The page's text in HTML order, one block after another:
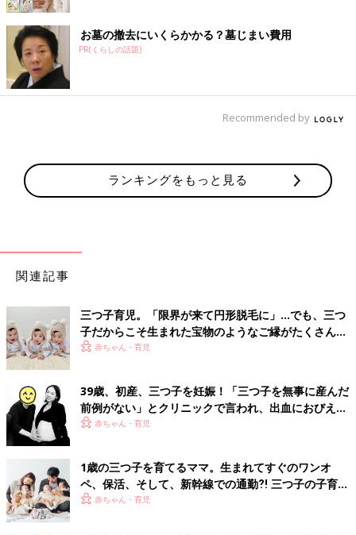
お墓の撤去にいくらかかる？墓じまい費用
PR(くらしの話題)
Recommended by
ランキングをもっと見る
関連記事
三つ子育児。「限界が来て円形脱毛に」…でも、三つ
子だからこそ生まれた宝物のようなご縁がたくさん！
【体験談】
赤ちゃん・育児
39歳、初産、三つ子を妊娠！「三つ子を無事に産んだ
前例がない」とクリニックで言われ、出血におびえる
日々…【桑子英里アナ・インタビュー】
赤ちゃん・育児
1歳の三つ子を育てるママ。生まれてすぐのワンオ
ペ、保活、そして、新幹線での通勤⁈ 三つ子の子育て
のリアル【多胎育児体験談】
赤ちゃん・育児